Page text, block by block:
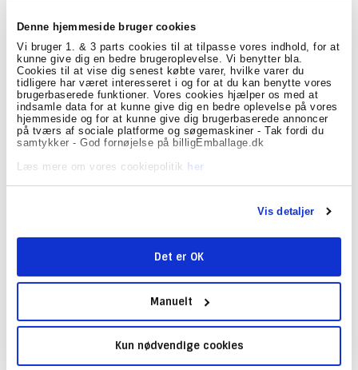
Denne hjemmeside bruger cookies
Vi bruger 1. & 3 parts cookies til at tilpasse vores indhold, for at
kunne give dig en bedre brugeroplevelse. Vi benytter bla.
Cookies til at vise dig senest købte varer, hvilke varer du
tidligere har været interesseret i og for at du kan benytte vores
brugerbaserede funktioner. Vores cookies hjælper os med at
indsamle data for at kunne give dig en bedre oplevelse på vores
hjemmeside og for at kunne give dig brugerbaserede annoncer
på tværs af sociale platforme og søgemaskiner - Tak fordi du
samtykker - God fornøjelse på billigEmballage.dk
Læs mere om vores cookiepolitik
her
Vis detaljer
Det er OK
Manuelt
Kun nødvendige cookies
Leitz
Model/Varenr.: LTZ45790001
Lagerstatus:
Varen er på lager.
stk. Køb
Beskrivelse
PP projektmappe i høj kvalitet i det smarte Bebop design. Til organisering
A4, 6 ekspanderende rum, kapacitet 200 ark (80g).
Et fast rum til opbevaring af notesbøger eller løse ting.
Vil du gerne have bedre styr på dit arbejde og dokumentation? Her hos
os finder du alt du skal bruge, lige fra papir til at printe det på, og til
mapper for opbevaring. Find hos os alt inden for kontorartikler og